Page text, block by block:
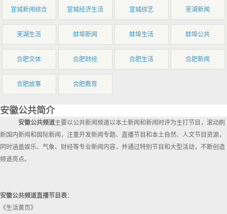
宣城新闻综合 宣城经济生活 宣城综艺 芜湖新闻
芜湖生活 蚌埠新闻 蚌埠生活 蚌埠公共
合肥文体 合肥财经 合肥生活 合肥新闻
合肥故事 合肥教育
安徽公共简介
安徽公共频道主要以公共新闻频道以本土新闻和新闻时评为主打节目，滚动刷
新国内新闻和国际新闻，注重开发新闻专题、直播节目和本土自然、人文节目资源，
同时涵盖娱乐、气象、财经等专业新闻内容，并通过特别节目和大型活动，不断创造
频道亮点。
安徽公共频道直播节目表：
《生活黄页》